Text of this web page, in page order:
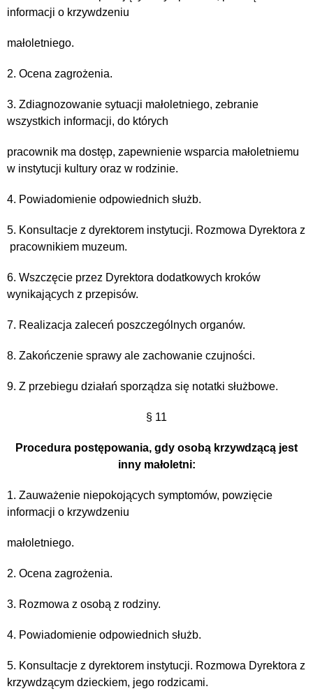
informacji o krzywdzeniu
małoletniego.
2. Ocena zagrożenia.
3. Zdiagnozowanie sytuacji małoletniego, zebranie
wszystkich informacji, do których
pracownik ma dostęp, zapewnienie wsparcia małoletniemu
w instytucji kultury oraz w rodzinie.
4. Powiadomienie odpowiednich służb.
5. Konsultacje z dyrektorem instytucji. Rozmowa Dyrektora z
pracownikiem muzeum.
6. Wszczęcie przez Dyrektora dodatkowych kroków
wynikających z przepisów.
7. Realizacja zaleceń poszczególnych organów.
8. Zakończenie sprawy ale zachowanie czujności.
9. Z przebiegu działań sporządza się notatki służbowe.
§ 11
Procedura postępowania, gdy osobą krzywdzącą jest
inny małoletni:
1. Zauważenie niepokojących symptomów, powzięcie
informacji o krzywdzeniu
małoletniego.
2. Ocena zagrożenia.
3. Rozmowa z osobą z rodziny.
4. Powiadomienie odpowiednich służb.
5. Konsultacje z dyrektorem instytucji. Rozmowa Dyrektora z
krzywdzącym dzieckiem, jego rodzicami.